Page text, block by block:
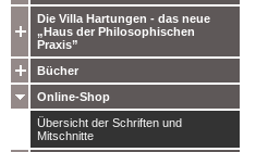
Die Villa Hartungen - das neue
„Haus der Philosophischen
Praxis”
Bücher
Online-Shop
Übersicht der Schriften und
Mitschnitte